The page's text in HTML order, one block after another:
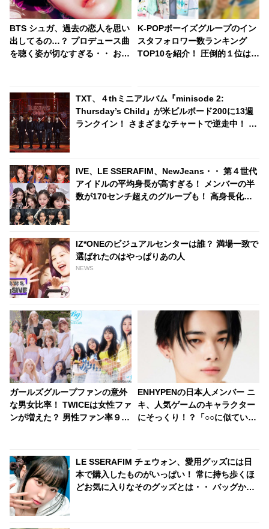
BTS シュガ、過去の恋人を思い
出してるの…？ プロデュース曲
を聴く姿が切なすぎる・・ おぼ
K-POPボーイズグループのイン
スタフォロワー数ランキング
TOP10を紹介！ 圧倒的１位は
TXT、４thミニアルバム『minisode 2:
Thursday’s Child』が米ビルボード200に13週
ランクイン！ さまざまなチャートで逆走中！ 自
IVE、LE SSERAFIM、NewJeans・・ 第４世代
アイドルの平均身長が高すぎる！ メンバーの半
数が170センチ超えのグループも！ 高身長化を
IZ*ONEのビジュアルセンターは誰？ 満場一致で
選ばれたのはやっぱりあの人
NEWS
ガールズグループファンの意外
な男女比率！ TWICEは女性ファ
ンが増えた？ 男性ファン率９割
ENHYPENの日本人メンバー ニ
キ、人気ゲームのキャラクター
にそっくり！？「○○に似ている
な見た目にファン大爆笑「客観
的な視点で自分を見てるねｗ
ｗ」
LE SSERAFIM チェウォン、愛用グッズには日
本で購入したものがいっぱい！ 常に持ち歩くほ
どお気に入りなそのグッズとは・・ バッグから